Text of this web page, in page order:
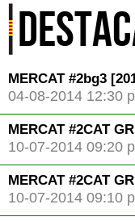
MERCAT #2bg3
04-08-2014 12:30
MERCAT #2CAT
10-07-2014 09:20
MERCAT #2CAT
10-07-2014 09:10